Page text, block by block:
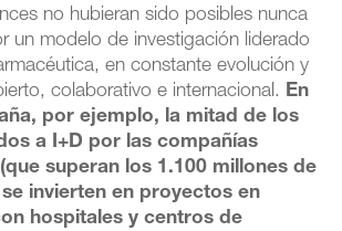
no hubieran sido posibles nunca
un modelo de investigación liderado
en constante evolución y
colaborativo e internacional. En
por ejemplo, la mitad de los
a I+D por las compañías
superan los 1.100 millones de
invierten en proyectos en
hospitales y centros de